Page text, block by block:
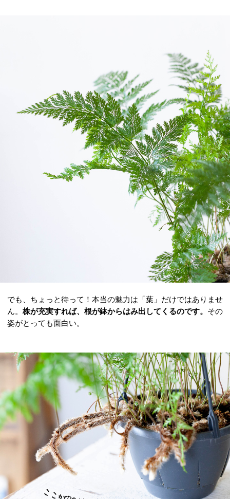
でも、ちょっと待って！本当の魅力は「葉」だけではありませ
ん。 株が充実すれば、根が鉢からはみ出してくるのです。 その
姿がとっても面白い。